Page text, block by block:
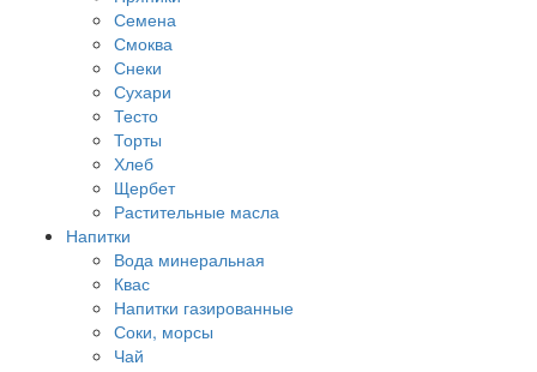
Семена
Смоква
Снеки
Сухари
Тесто
Торты
Хлеб
Щербет
Растительные масла
Напитки
Вода минеральная
Квас
Напитки газированные
Соки, морсы
Чай